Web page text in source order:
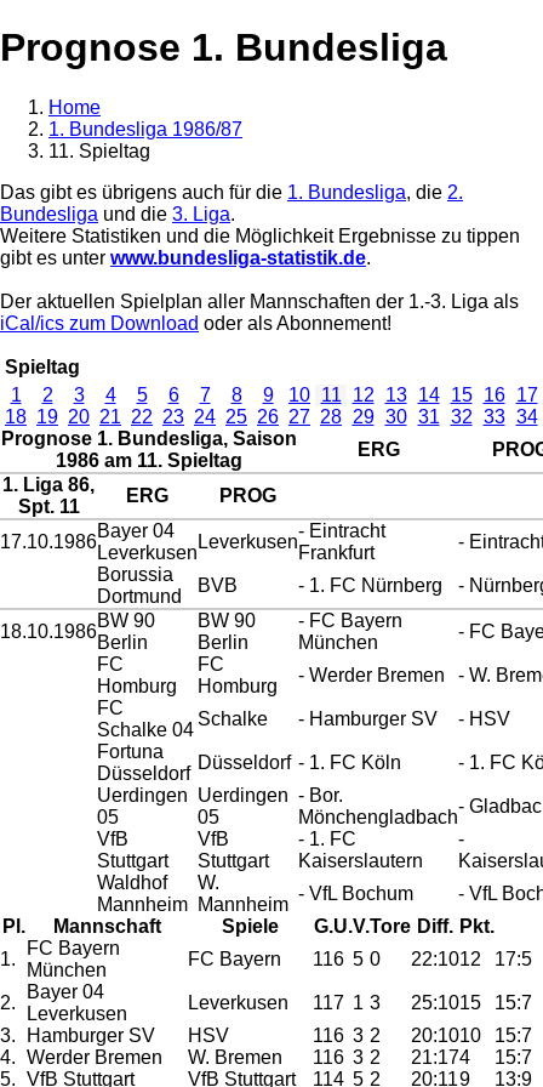
Prognose 1. Bundesliga
Home
1. Bundesliga 1986/87
11. Spieltag
Das gibt es übrigens auch für die 1. Bundesliga, die 2.
Bundesliga und die 3. Liga.
Weitere Statistiken und die Möglichkeit Ergebnisse zu tippen
gibt es unter www.bundesliga-statistik.de.
Der aktuellen Spielplan aller Mannschaften der 1.-3. Liga als
iCal/ics zum Download oder als Abonnement!
Spieltag
1
2 3 4 5 6 7 8 9 10 11 12 13 14 15 16
17
18 19 20 21 22 23 24 25 26 27 28 29 30 31 32 33 34
Prognose 1. Bundesliga, Saison
1986 am 11. Spieltag
ERG
1. Liga 86,
Spt. 11
ERG PROG
17.10.1986
Bayer 04
Leverkusen
Leverkusen
- Eintracht
Frankfurt
-
Borussia
Dortmund
BVB - 1. FC Nürnberg -
18.10.1986
BW 90
Berlin
BW 90
Berlin
- FC Bayern
München
- FC
FC
Homburg
FC
Homburg
- Werder Bremen
- W.
FC
Schalke 04
Schalke - Hamburger SV
- HSV
Fortuna
Düsseldorf
Düsseldorf - 1. FC Köln
- 1. FC
Uerdingen
05
Uerdingen
05
- Bor.
Mönchengladbach
-
VfB
Stuttgart
VfB
Stuttgart
- 1. FC
Kaiserslautern
-
Waldhof
Mannheim
W.
Mannheim
- VfL Bochum
- VfL
Pl.
Mannschaft Spiele G.U.V.Tore Diff. Pkt.
1.
FC Bayern
München
FC Bayern 116 5 0 22:1012 17:5
2.
Bayer 04
Leverkusen
Leverkusen 117 1 3 25:1015
15:7
3.
Hamburger SV HSV 116 3 2 20:1010
15:7
4. Werder Bremen W. Bremen 116 3 2 21:174
15:7
5. VfB Stuttgart VfB Stuttgart 114 5 2 20:119 13:9